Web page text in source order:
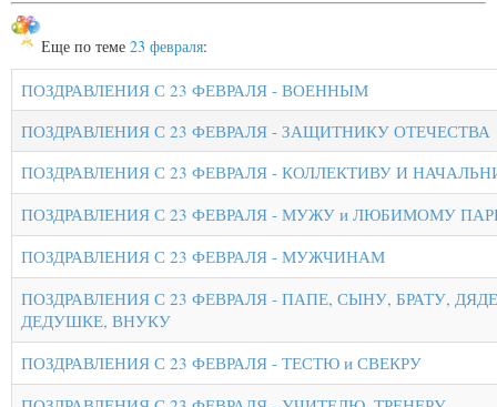
Еще по теме 23 февраля:
ПОЗДРАВЛЕНИЯ С 23 ФЕВРАЛЯ - ВОЕННЫМ
ПОЗДРАВЛЕНИЯ С 23 ФЕВРАЛЯ - ЗАЩИТНИКУ ОТЕЧЕСТВА
ПОЗДРАВЛЕНИЯ С 23 ФЕВРАЛЯ - КОЛЛЕКТИВУ И
ПОЗДРАВЛЕНИЯ С 23 ФЕВРАЛЯ - МУЖУ и ЛЮБИМОМУ
ПОЗДРАВЛЕНИЯ С 23 ФЕВРАЛЯ - МУЖЧИНАМ
ПОЗДРАВЛЕНИЯ С 23 ФЕВРАЛЯ - ПАПЕ, СЫНУ, БРАТУ,
ДЕДУШКЕ, ВНУКУ
ПОЗДРАВЛЕНИЯ С 23 ФЕВРАЛЯ - ТЕСТЮ и СВЕКРУ